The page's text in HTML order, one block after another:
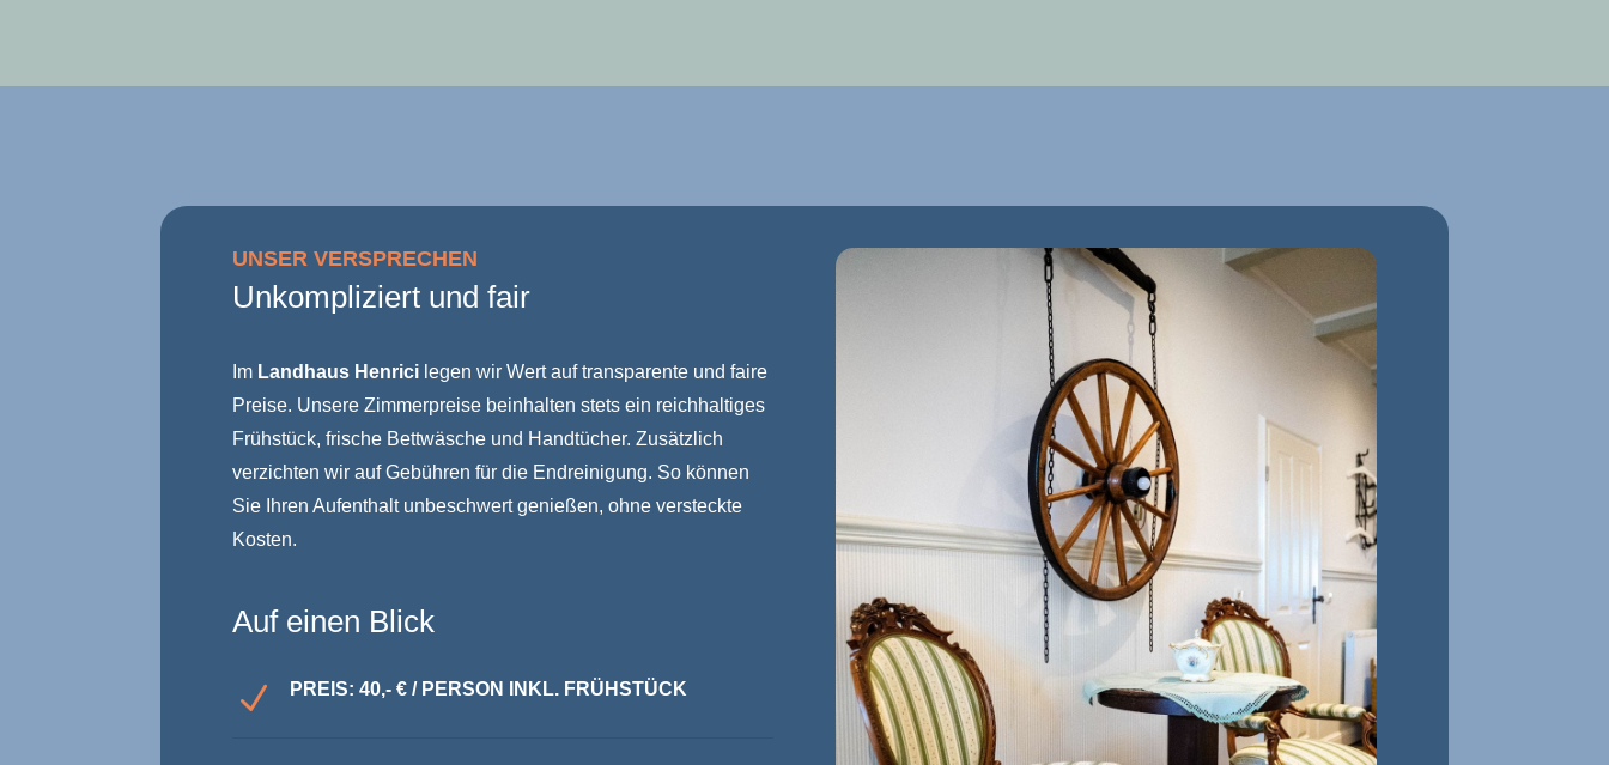
UNSER VERSPRECHEN
Unkompliziert und fair
Im Landhaus Henrici legen wir Wert auf transparente und faire
Preise. Unsere Zimmerpreise beinhalten stets ein reichhaltiges
Frühstück, frische Bettwäsche und Handtücher. Zusätzlich
verzichten wir auf Gebühren für die Endreinigung. So können
Sie Ihren Aufenthalt unbeschwert genießen, ohne versteckte
Kosten.
Auf einen Blick
N PREIS: 40,- € / PERSON INKL. FRÜHSTÜCK